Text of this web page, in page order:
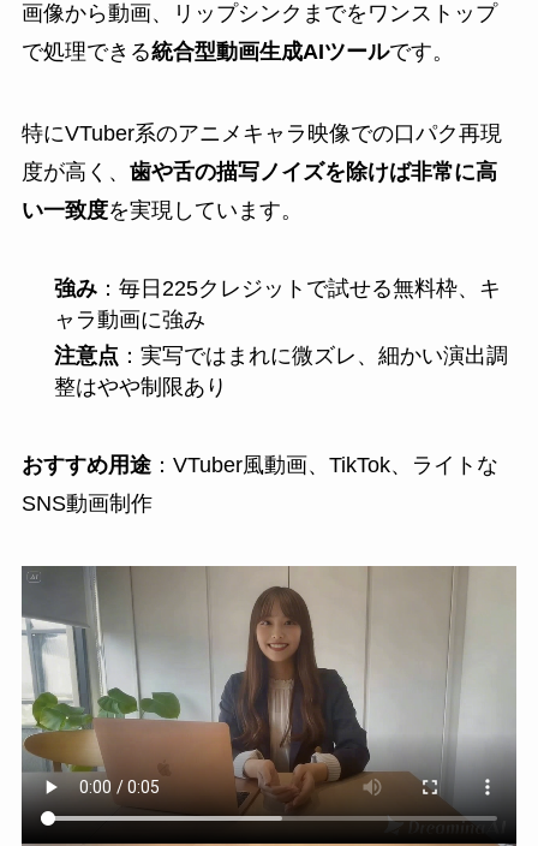
画像から動画、リップシンクまでをワンストップ
で処理できる統合型動画生成AIツールです。
特にVTuber系のアニメキャラ映像での口パク再現
度が高く、 歯や舌の描写ノイズを除けば非常に高
い一致度を実現しています。
強み：毎日225クレジットで試せる無料枠、キ
ャラ動画に強み
注意点 ：実写ではまれに微ズレ、細かい演出調
整はやや制限あり
おすすめ用途：VTuber風動画、TikTok、ライトな
SNS動画制作